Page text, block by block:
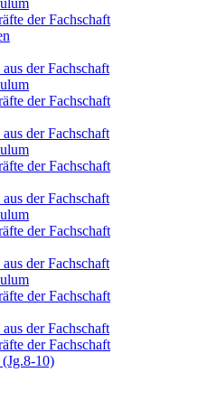
der Fachschaft
aus der Fachschaft
der Fachschaft
aus der Fachschaft
der Fachschaft
aus der Fachschaft
der Fachschaft
aus der Fachschaft
der Fachschaft
aus der Fachschaft
der Fachschaft
10)